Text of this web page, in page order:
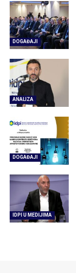
DOGAĐAJI
ANALIZA
DOGAĐAJI
IDPI U MEDIJIMA